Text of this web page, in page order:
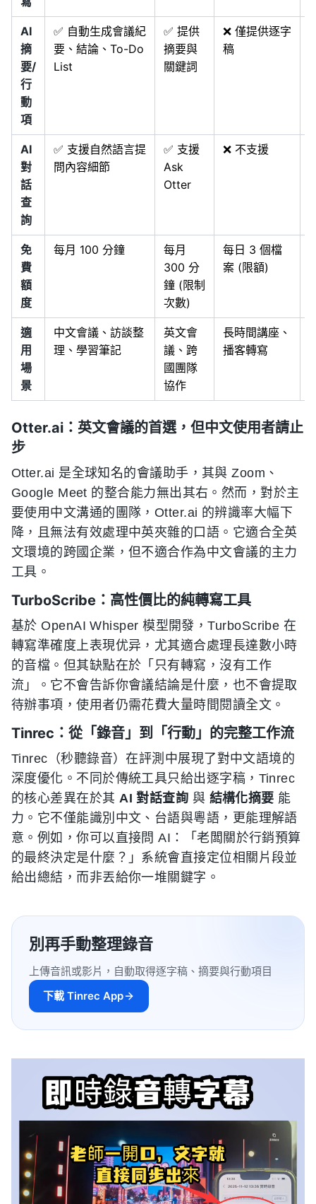
AI
摘
要/
行
動
項
✅ 自動生成會議紀
要、結論、To-Do
List
✅ 提供
摘要與
關鍵詞
❌ 僅提供逐字
稿
AI
對
話
查
詢
✅ 支援自然語言提
問內容細節
✅ 支援
Ask
Otter
❌ 不支援
免
費
額
度
每月 100 分鐘
每月
300 分
鐘 (限制
次數)
每日 3 個檔
案 (限額)
適
用
場
景
中文會議、訪談整
理、學習筆記
英文會
議、跨
國團隊
協作
長時間講座、
播客轉寫
Otter.ai：英文會議的首選，但中文使用者請止
步
Otter.ai 是全球知名的會議助手，其與 Zoom、
Google Meet 的整合能力無出其右。然而，對於主
要使用中文溝通的團隊，Otter.ai 的辨識率大幅下
降，且無法有效處理中英夾雜的口語。它適合全英
文環境的跨國企業，但不適合作為中文會議的主力
工具。
TurboScribe：高性價比的純轉寫工具
基於 OpenAI Whisper 模型開發，TurboScribe 在
轉寫準確度上表現优异，尤其適合處理長達數小時
的音檔。但其缺點在於「只有轉寫，沒有工作
流」。它不會告訴你會議結論是什麼，也不會提取
待辦事項，使用者仍需花費大量時間閱讀全文。
Tinrec：從「錄音」到「行動」的完整工作流
Tinrec（秒聽錄音）在評測中展現了對中文語境的
深度優化。不同於傳統工具只給出逐字稿，Tinrec
的核心差異在於其AI 對話查詢 與 結構化摘要 能
力。它不僅能識別中文、台語與粵語，更能理解語
意。例如，你可以直接問 AI：「老闆關於行銷預算
的最終決定是什麼？」系統會直接定位相關片段並
給出總結，而非丟給你一堆關鍵字。
別再手動整理錄音
上傳音訊或影片，自動取得逐字稿、摘要與行動項目
下載 Tinrec App